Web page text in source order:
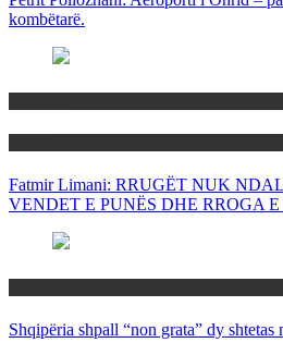
kombëtarë.
Fatmir Limani: RRUGËT NUK
VENDET E PUNËS DHE RROGA
Shqipëria shpall “non grata” dy